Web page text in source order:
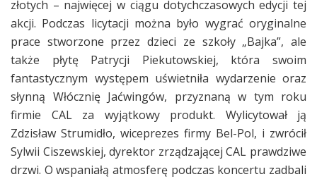
złotych – najwięcej w ciągu dotychczasowych edycji tej
akcji. Podczas licytacji można było wygrać oryginalne
prace stworzone przez dzieci ze szkoły „Bajka”, ale
także płytę Patrycji Piekutowskiej, która swoim
fantastycznym występem uświetniła wydarzenie oraz
słynną Włócznię Jaćwingów, przyznaną w tym roku
firmie CAL za wyjątkowy produkt. Wylicytował ją
Zdzisław Strumidło, wiceprezes firmy Bel-Pol, i zwrócił
Sylwii Ciszewskiej, dyrektor zrządzającej CAL prawdziwe
drzwi. O wspaniałą atmosferę podczas koncertu zadbali